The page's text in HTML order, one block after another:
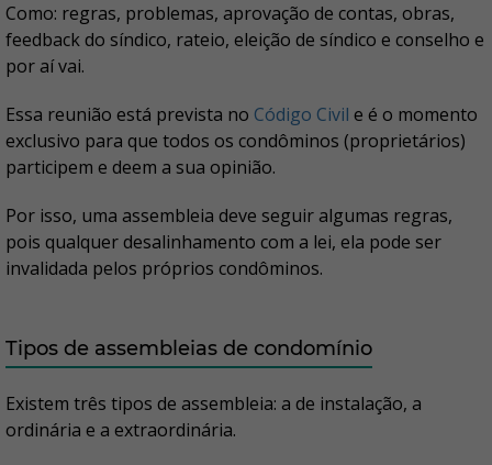
Como: regras, problemas, aprovação de contas, obras,
feedback do síndico, rateio, eleição de síndico e conselho e
por aí vai.
Essa reunião está prevista no Código Civil e é o momento
exclusivo para que todos os condôminos (proprietários)
participem e deem a sua opinião.
Por isso, uma assembleia deve seguir algumas regras,
pois qualquer desalinhamento com a lei, ela pode ser
invalidada pelos próprios condôminos.
Tipos de assembleias de condomínio
Existem três tipos de assembleia: a de instalação, a
ordinária e a extraordinária.